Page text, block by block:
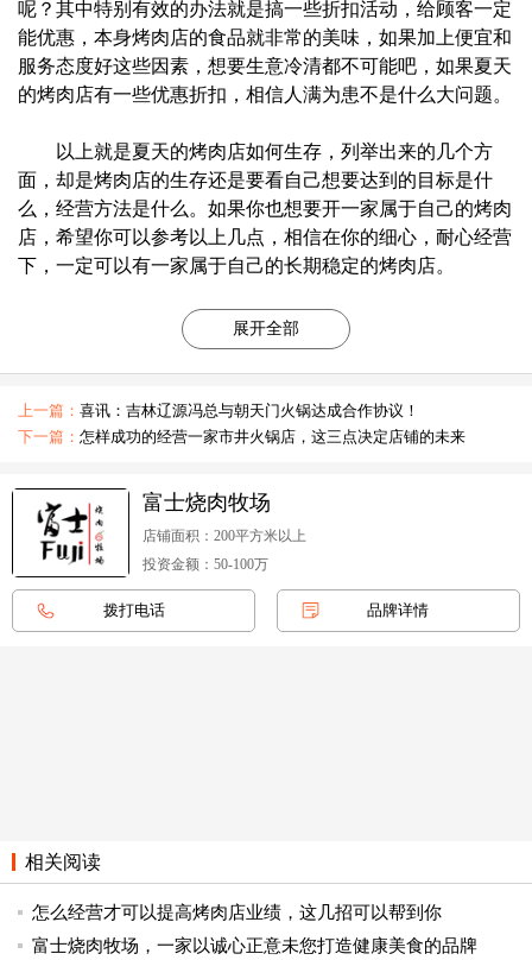
呢？其中特别有效的办法就是搞一些折扣活动，给顾客一定
能优惠，本身烤肉店的食品就非常的美味，如果加上便宜和
服务态度好这些因素，想要生意冷清都不可能吧，如果夏天
的烤肉店有一些优惠折扣，相信人满为患不是什么大问题。
以上就是夏天的烤肉店如何生存，列举出来的几个方
面，却是烤肉店的生存还是要看自己想要达到的目标是什
么，经营方法是什么。如果你也想要开一家属于自己的烤肉
店，希望你可以参考以上几点，相信在你的细心，耐心经营
下，一定可以有一家属于自己的长期稳定的烤肉店。
展开全部
上一篇： 喜讯：吉林辽源冯总与朝天门火锅达成合作协议！
下一篇： 怎样成功的经营一家市井火锅店，这三点决定店铺的未来
富士烧肉牧场
店铺面积：200平方米以上
投资金额：50-100万
拨打电话 品牌详情
相关阅读
怎么经营才可以提高烤肉店业绩，这几招可以帮到你
富士烧肉牧场，一家以诚心正意未您打造健康美食的品牌